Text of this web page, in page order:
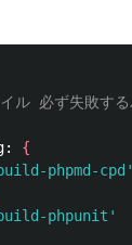
必ず失敗する
{
phpmd-cpd'
phpunit'